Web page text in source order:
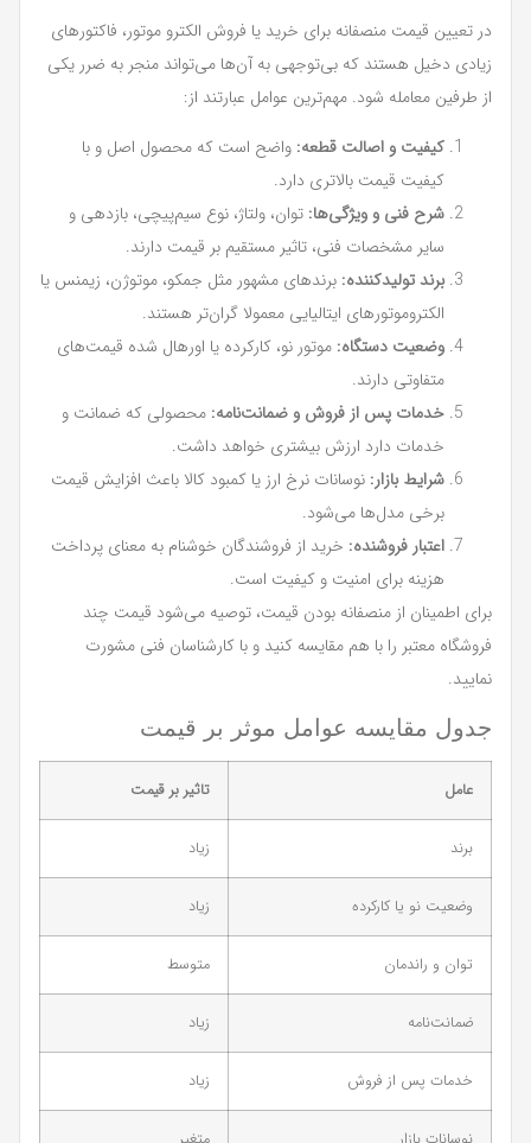
در تعیین قیمت منصفانه برای خرید یا فروش الکترو موتور، فاکتورهای
زیادی دخیل هستند که بی‌توجهی به آن‌ها می‌تواند منجر به ضرر یکی
از طرفین معامله شود. مهم‌ترین عوامل عبارتند از:
کیفیت و اصالت قطعه: واضح است که محصول اصل و با
کیفیت قیمت بالاتری دارد.
شرح فنی و ویژگی‌ها: توان، ولتاژ، نوع سیم‌پیچی، بازدهی و
سایر مشخصات فنی، تاثیر مستقیم بر قیمت دارند.
برند تولیدکننده: برندهای مشهور مثل جمکو، موتوژن، زیمنس یا
الکتروموتورهای ایتالیایی معمولا گران‌تر هستند.
وضعیت دستگاه: موتور نو، کارکرده یا اورهال شده قیمت‌های
متفاوتی دارند.
خدمات پس از فروش و ضمانت‌نامه: محصولی که ضمانت و
خدمات دارد ارزش بیشتری خواهد داشت.
شرایط بازار: نوسانات نرخ ارز یا کمبود کالا باعث افزایش قیمت
برخی مدل‌ها می‌شود.
اعتبار فروشنده: خرید از فروشندگان خوشنام به معنای پرداخت
هزینه برای امنیت و کیفیت است.
برای اطمینان از منصفانه بودن قیمت، توصیه می‌شود قیمت چند
فروشگاه معتبر را با هم مقایسه کنید و با کارشناسان فنی مشورت
نمایید.
جدول مقایسه عوامل موثر بر قیمت
عامل تاثیر بر قیمت
برند زیاد
وضعیت نو یا کارکرده زیاد
توان و راندمان متوسط
ضمانت‌نامه زیاد
خدمات پس از فروش زیاد